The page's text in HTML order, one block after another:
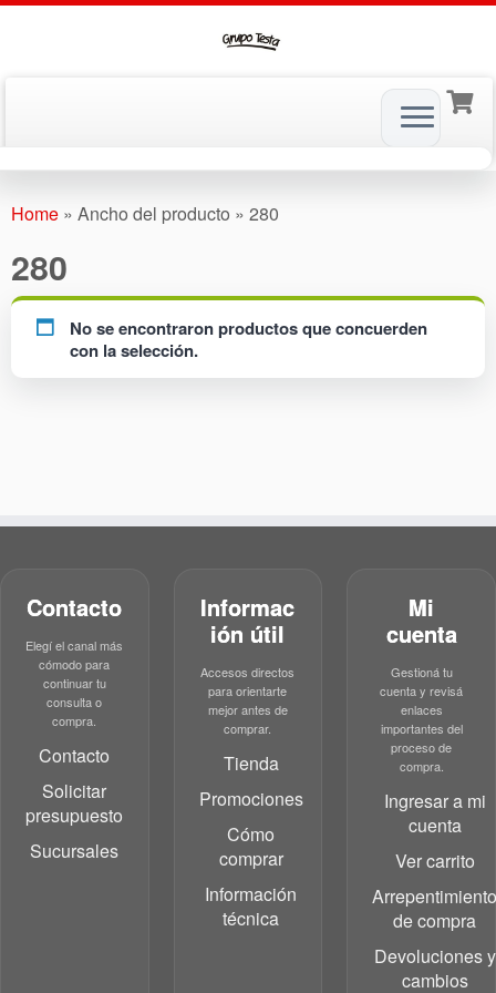
toHome » Ancho del producto » 280
280
No se encontraron productos que concuerden
con la selección.
Contacto
Elegí el canal más
cómodo para
continuar tu
consulta o
compra.
Contacto
Solicitar
presupuesto
Sucursales
Informac
ión útil
Accesos directos
para orientarte
mejor antes de
comprar.
Tienda
Promociones
Cómo
comprar
Información
técnica
Mi
cuenta
Gestioná tu
cuenta y revisá
enlaces
importantes del
proceso de
compra.
Ingresar a mi
cuenta
Ver carrito
de compra
Devoluciones y
cambios